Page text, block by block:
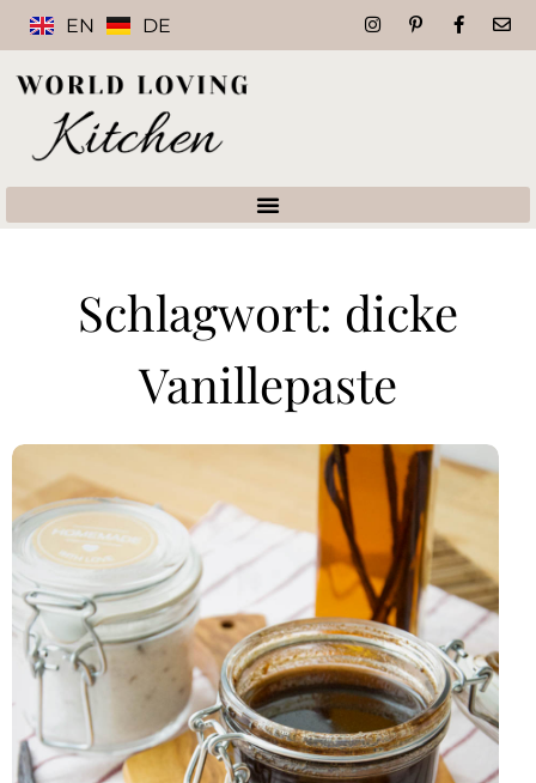
EN DE
Schlagwort: dicke
Vanillepaste